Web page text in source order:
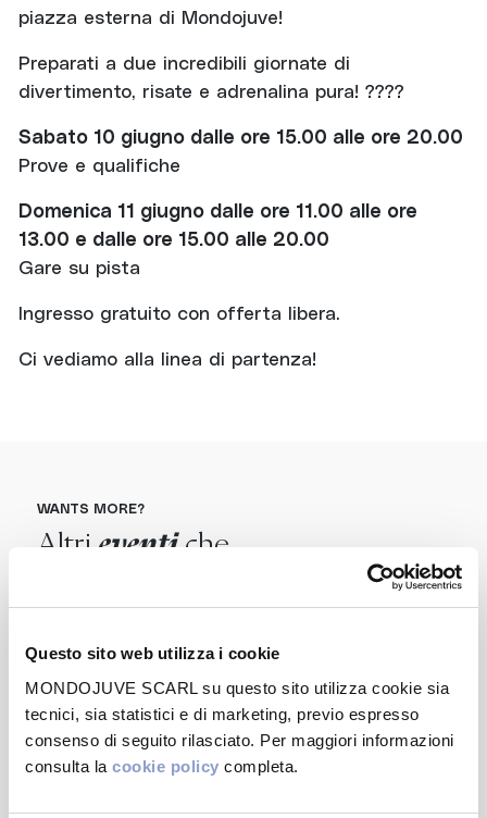
Questo sito web utilizza i cookie
MONDOJUVE SCARL su questo sito utilizza cookie sia
tecnici, sia statistici e di marketing, previo espresso
consenso di seguito rilasciato. Per maggiori informazioni
consulta la cookie policy completa.
piazza esterna di Mondojuve!
Preparati a due incredibili giornate di
divertimento, risate e adrenalina pura! ????
Sabato 10 giugno dalle ore 15.00 alle ore 20.00
Prove e qualifiche
Domenica 11 giugno dalle ore 11.00 alle ore
13.00 e dalle ore 15.00 alle 20.00
Gare su pista
Ingresso gratuito con offerta libera.
Ci vediamo alla linea di partenza!
WANTS MORE?
Altri eventiche